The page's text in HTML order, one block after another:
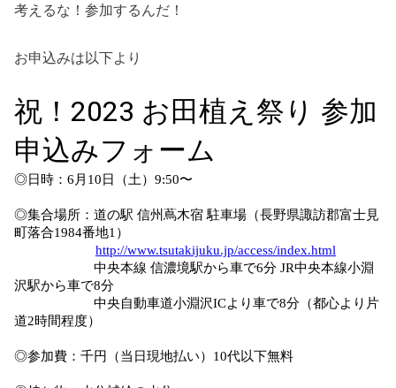
考えるな！参加するんだ！
お申込みは以下より